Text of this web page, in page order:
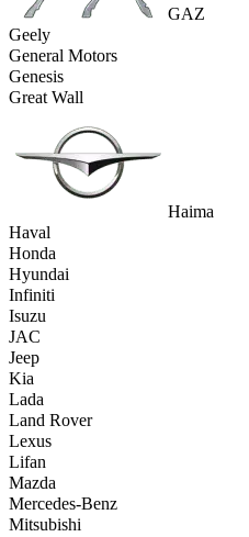
GAZ
Geely
General Motors
Genesis
Great Wall
Haima
Haval
Honda
Hyundai
Infiniti
Isuzu
JAC
Jeep
Kia
Lada
Land Rover
Lexus
Lifan
Mazda
Mercedes-Benz
Mitsubishi